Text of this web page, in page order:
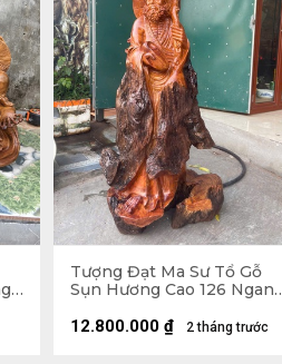
Tượng Đạt Ma Sư Tổ Gỗ
Sụn Hương Cao 126 Ngang
2 tháng trước
12.800.000 ₫